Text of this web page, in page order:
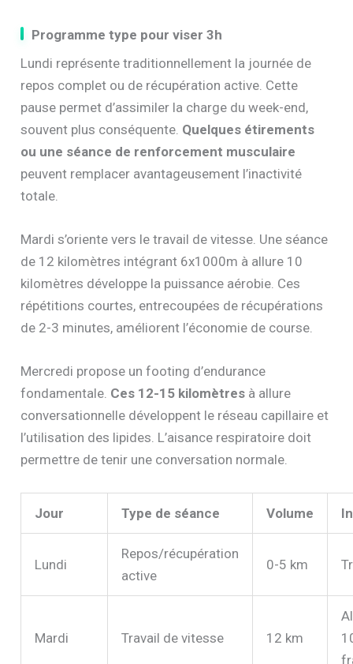
Programme type pour viser 3h
Lundi représente traditionnellement la journée de
repos complet ou de récupération active. Cette
pause permet d’assimiler la charge du week-end,
souvent plus conséquente. Quelques étirements
ou une séance de renforcement musculaire
peuvent remplacer avantageusement l’inactivité
totale.
Mardi s’oriente vers le travail de vitesse. Une séance
de 12 kilomètres intégrant 6x1000m à allure 10
kilomètres développe la puissance aérobie. Ces
répétitions courtes, entrecoupées de récupérations
de 2-3 minutes, améliorent l’économie de course.
Mercredi propose un footing d’endurance
fondamentale. Ces 12-15 kilomètres à allure
conversationnelle développent le réseau capillaire et
l’utilisation des lipides. L’aisance respiratoire doit
permettre de tenir une conversation normale.
Jour Type de séance Volume
Lundi
Repos/récupération
active
0-5 km
Mardi Travail de vitesse 12 km